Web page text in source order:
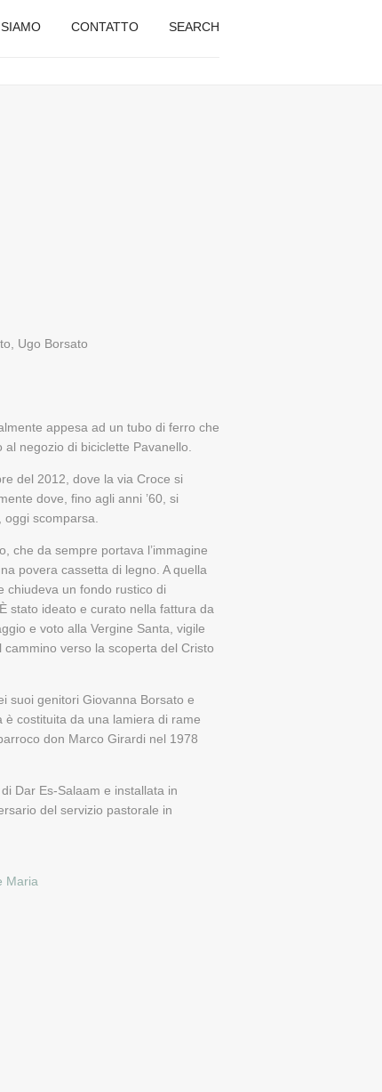
CONTATTO SEARCH
Ugo Borsato
appesa ad un tubo di ferro che
negozio di biciclette Pavanello.
del 2012, dove la via Croce si
dove, fino agli anni ’60, si
scomparsa.
che da sempre portava l’immagine
povera cassetta di legno. A quella
chiudeva un fondo rustico di
stato ideato e curato nella fattura da
e voto alla Vergine Santa, vigile
verso la scoperta del Cristo
suoi genitori Giovanna Borsato e
costituita da una lamiera di rame
don Marco Girardi nel 1978
Dar Es-Salaam e installata in
del servizio pastorale in
Maria